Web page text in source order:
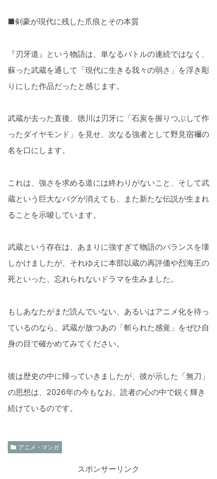
■剣豪が現代に残した爪痕とその本質
『刃牙道』という物語は、単なるバトルの連続ではなく、
蘇った武蔵を通して「現代に生きる我々の弱さ」を浮き彫
りにした作品だったと感じます。
武蔵が去った直後、徳川は刃牙に「石炭を握りつぶして作
ったダイヤモンド」を見せ、次なる強者として野見宿禰の
名を口にします。
これは、強さを求める道には終わりがないこと、そして武
蔵という巨大なバグが消えても、また新たな伝説が生まれ
ることを示唆しています。
武蔵という存在は、あまりに強すぎて物語のバランスを壊
しかけましたが、それゆえに本部以蔵の再評価や烈海王の
死といった、忘れられないドラマを生みました。
もしあなたがまだ読んでいない、あるいはアニメ化を待っ
ているのなら、武蔵が放つあの「斬られた感覚」をぜひ自
身の目で確かめてみてください。
彼は歴史の中に帰っていきましたが、彼が示した「無刀」
の思想は、2026年の今もなお、読者の心の中で鋭く輝き
続けているのです。
アニメ・マンガ
スポンサーリンク